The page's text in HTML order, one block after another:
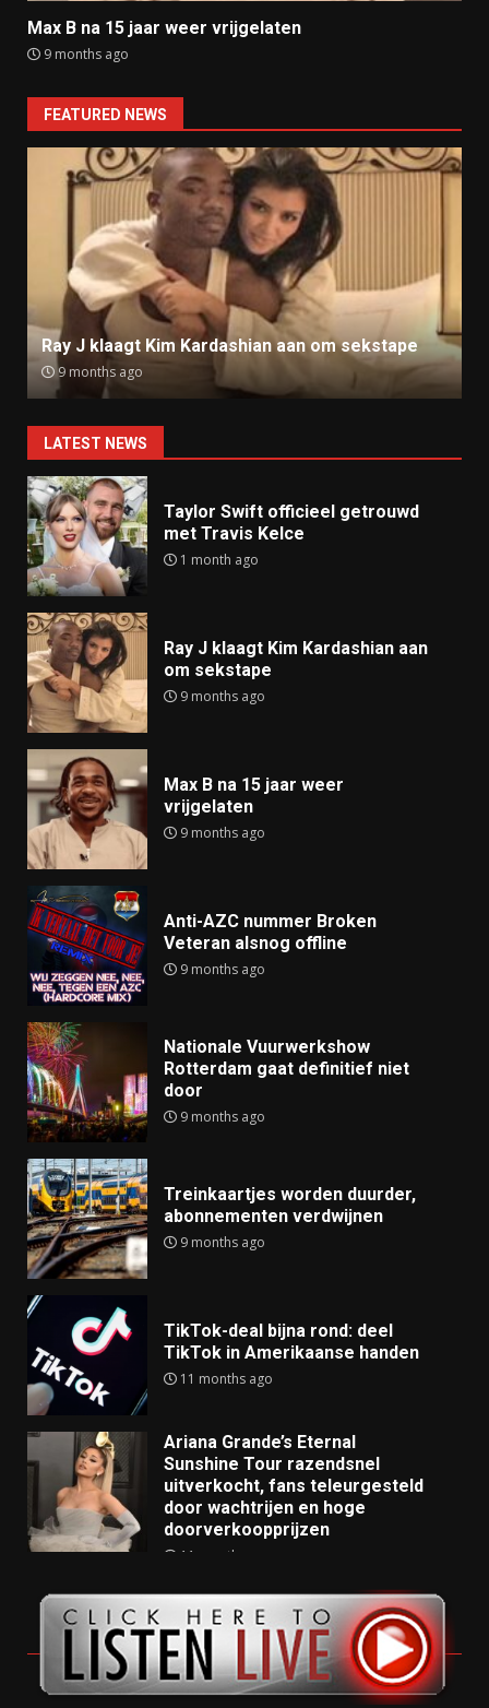
Max B na 15 jaar weer vrijgelaten
9 months ago
FEATURED NEWS
Ray J klaagt Kim Kardashian aan om sekstape
9 months ago
LATEST NEWS
Taylor Swift officieel getrouwd
met Travis Kelce
1 month ago
Ray J klaagt Kim Kardashian aan
om sekstape
9 months ago
Max B na 15 jaar weer
vrijgelaten
9 months ago
Anti-AZC nummer Broken
Veteran alsnog offline
9 months ago
Nationale Vuurwerkshow
Rotterdam gaat definitief niet
door
9 months ago
Treinkaartjes worden duurder,
abonnementen verdwijnen
9 months ago
TikTok-deal bijna rond: deel
TikTok in Amerikaanse handen
11 months ago
Ariana Grande’s Eternal
Sunshine Tour razendsnel
uitverkocht, fans teleurgesteld
door wachtrijen en hoge
doorverkoopprijzen
11 months ago